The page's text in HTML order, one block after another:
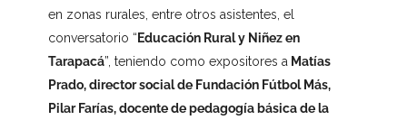
en zonas rurales, entre otros asistentes, el
conversatorio “ Educación Rural y Niñez en
Tarapacá”, teniendo como expositores a Matías
Prado, director social de Fundación Fútbol Más,
Pilar Farías, docente de pedagogía básica de la